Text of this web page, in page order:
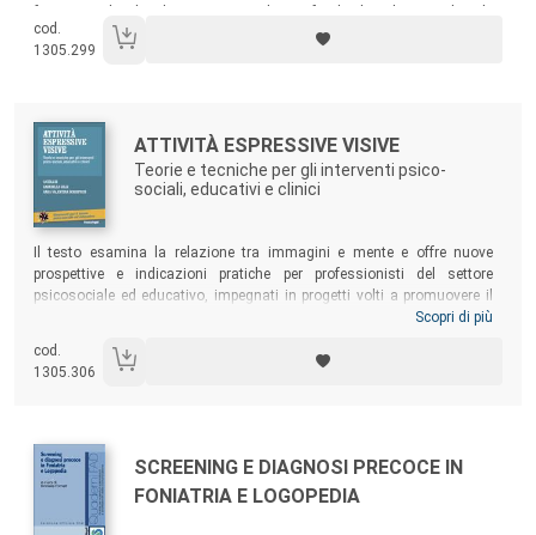
nuove sfide del video interpretariato da e verso la lingua dei segni.
cod.
1305.299
Autori:
Titolo:
ATTIVITÀ ESPRESSIVE VISIVE
Teorie e tecniche per gli interventi psico-
sociali, educativi e clinici
Sommario:
Il testo esamina la relazione tra immagini e mente e offre nuove
prospettive e indicazioni pratiche per professionisti del settore
psicosociale ed educativo, impegnati in progetti volti a promuovere il
benessere individuale e collettivo attraverso l’espressione visiva.
a psicologi, educatori, pedagogisti, insegnanti e alle altre figure
professionali che vogliano approfondire conoscenze teoriche e
l’arco della vita.
Scopri di più
cod.
1305.306
Autori:
Titolo:
SCREENING E DIAGNOSI PRECOCE IN
FONIATRIA E LOGOPEDIA